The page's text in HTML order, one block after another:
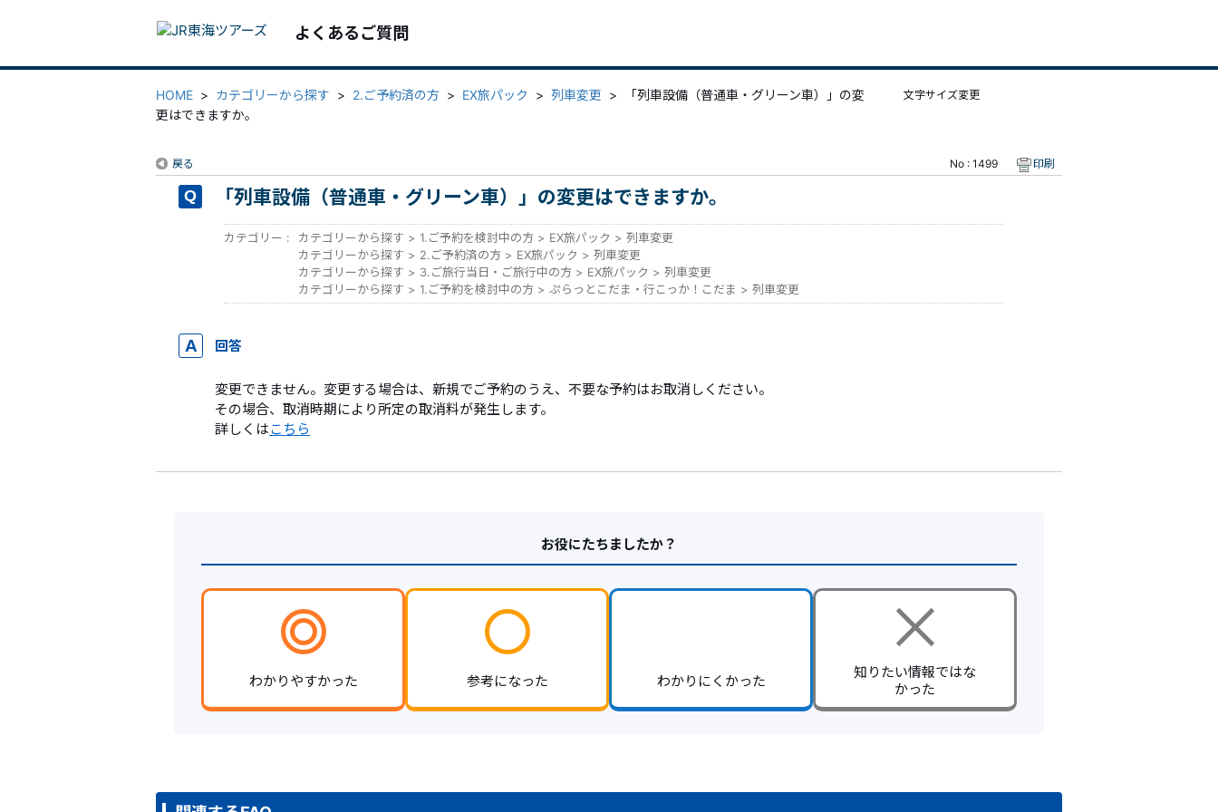
よくあるご質問
文字サイズ変更
HOME > カテゴリーから探す > 2.ご予約済の方 > EX旅パック > 列車変更 >
「列車設備（普通車・グリーン車）」の変
更はできますか。
戻る No : 1499 印刷
「列車設備（普通車・グリーン車）」の変更はできますか。
カテゴリー : カテゴリーから探す > 1.ご予約を検討中の方 > EX旅パック > 列車変更
カテゴリーから探す > 2.ご予約済の方 > EX旅パック > 列車変更
カテゴリーから探す > 3.ご旅行当日・ご旅行中の方 > EX旅パック > 列車変更
カテゴリーから探す > 1.ご予約を検討中の方 > ぷらっとこだま・行こっか！こだま > 列車変更
回答
変更できません。変更する場合は、新規でご予約のうえ、不要な予約はお取消しください。
その場合、取消時期により所定の取消料が発生します。
詳しくはこちら
お役にたちましたか？
わかりやすかった 参考になった わかりにくかった
知りたい情報ではな
かった